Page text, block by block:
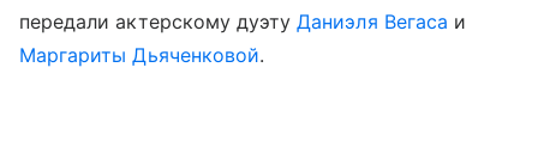
передали актерскому дуэтуДаниэля Вегаса и
Маргариты Дьяченковой.